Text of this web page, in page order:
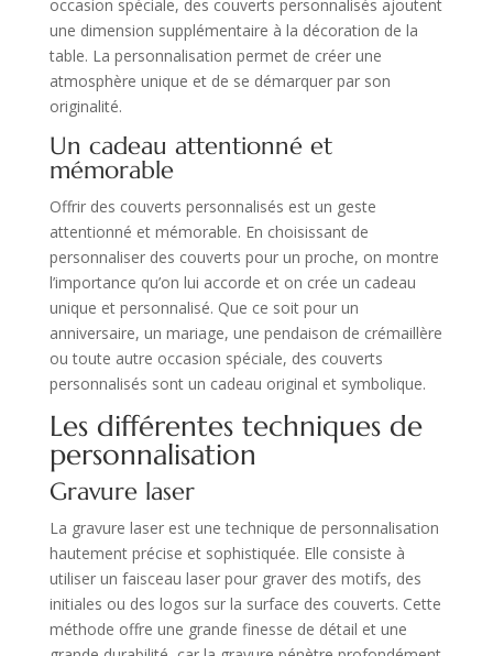
occasion spéciale, des couverts personnalisés ajoutent
une dimension supplémentaire à la décoration de la
table. La personnalisation permet de créer une
atmosphère unique et de se démarquer par son
originalité.
Un cadeau attentionné et
mémorable
Offrir des couverts personnalisés est un geste
attentionné et mémorable. En choisissant de
personnaliser des couverts pour un proche, on montre
l’importance qu’on lui accorde et on crée un cadeau
unique et personnalisé. Que ce soit pour un
anniversaire, un mariage, une pendaison de crémaillère
ou toute autre occasion spéciale, des couverts
personnalisés sont un cadeau original et symbolique.
Les différentes techniques de
personnalisation
Gravure laser
La gravure laser est une technique de personnalisation
hautement précise et sophistiquée. Elle consiste à
utiliser un faisceau laser pour graver des motifs, des
initiales ou des logos sur la surface des couverts. Cette
méthode offre une grande finesse de détail et une